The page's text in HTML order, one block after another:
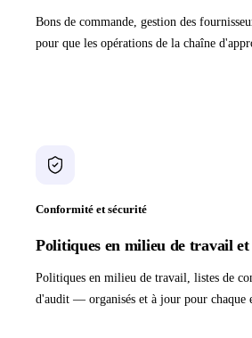
Bons de commande, gestion des
pour que les opérations de la chaîne
Conformité et sécurité
Politiques en milieu de travail
Politiques en milieu de travail, listes de
d'audit — organisés et à jour pour chaque